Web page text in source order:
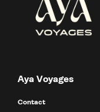
Aya Voyages
Contact